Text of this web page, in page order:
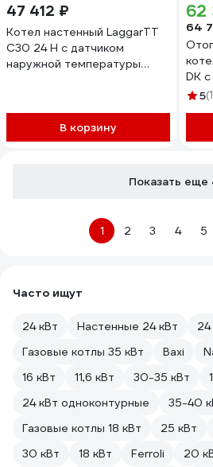
47 412 ₽
Котел настенный LaggarTT
C30 24 H с датчиком
наружной температуры
В корзину
62
64
DK
5
Показать еще
1 2 3 4 5
Часто ищут
24 кВт Настенные 24 кВт
Газовые котлы 35 кВт
Baxi
16 кВт
11,6 кВт 30-35 кВт
24 кВт одноконтурные
35-40
Газовые котлы 18 кВт
25 кВт
30 кВт
18 кВт Ferroli 20